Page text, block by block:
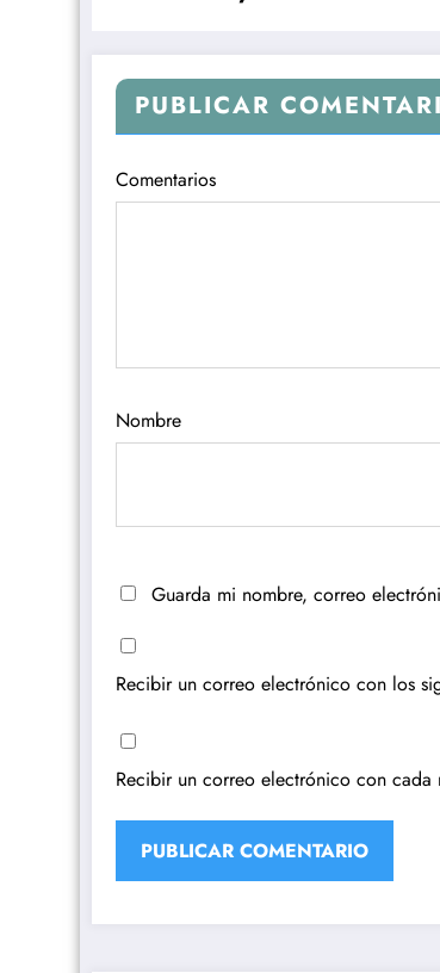
PUBLICAR
Comentarios
Nombre
Guarda mi nombre, correo
Recibir un correo electrónico con los
Recibir un correo electrónico con cada